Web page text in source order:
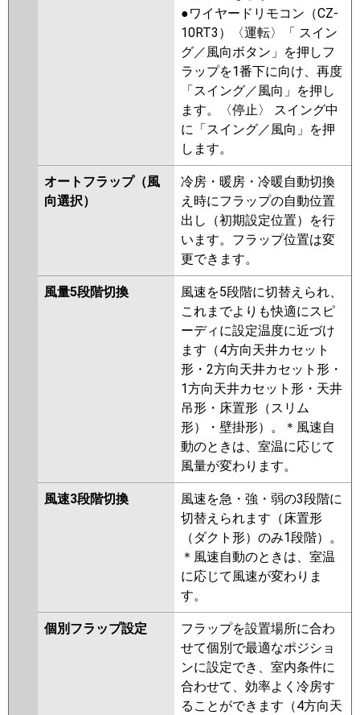
●ワイヤードリモコン（CZ-
10RT3）〈運転〉「 スイン
グ／風向ボタン」を押しフ
ラップを1番下に向け、再度
「スイング／風向」を押し
ます。〈停止〉 スイング中
に「スイング／風向」を押
します。
オートフラップ（風
向選択）
冷房・暖房・冷暖自動切換
え時にフラップの自動位置
出し（初期設定位置）を行
います。フラップ位置は変
更できます。
風量5段階切換
風速を5段階に切替えられ、
これまでよりも快適にスピ
ーディに設定温度に近づけ
ます（4方向天井カセット
形・2方向天井カセット形・
1方向天井カセット形・天井
吊形・床置形（スリム
形）・壁掛形）。＊風速自
動のときは、室温に応じて
風量が変わります。
風速3段階切換
風速を急・強・弱の3段階に
切替えられます（床置形
（ダクト形）のみ1段階）。
＊風速自動のときは、室温
に応じて風速が変わりま
す。
個別フラップ設定
フラップを設置場所に合わ
せて個別で最適なポジショ
ンに設定でき、室内条件に
合わせて、効率よく冷房す
ることができます（4方向天